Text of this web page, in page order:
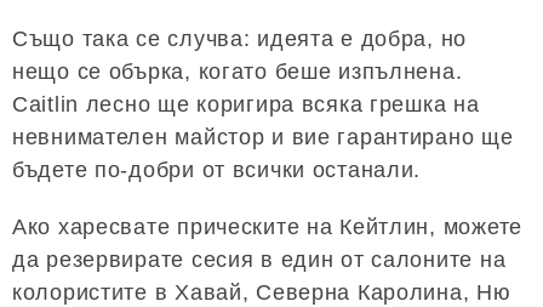
Също така се случва: идеята е добра, но
нещо се обърка, когато беше изпълнена.
Caitlin лесно ще коригира всяка грешка на
невнимателен майстор и вие гарантирано ще
бъдете по-добри от всички останали.
Ако харесвате прическите на Кейтлин, можете
да резервирате сесия в един от салоните на
колористите в Хавай, Северна Каролина, Ню